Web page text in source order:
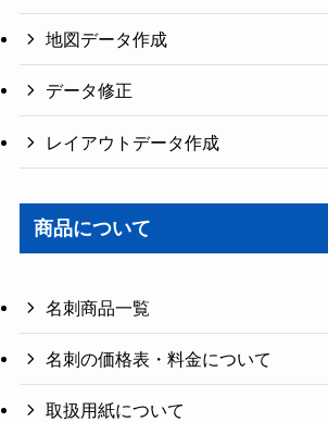
地図データ作成
データ修正
レイアウトデータ作成
商品について
名刺商品一覧
名刺の価格表・料金について
取扱用紙について